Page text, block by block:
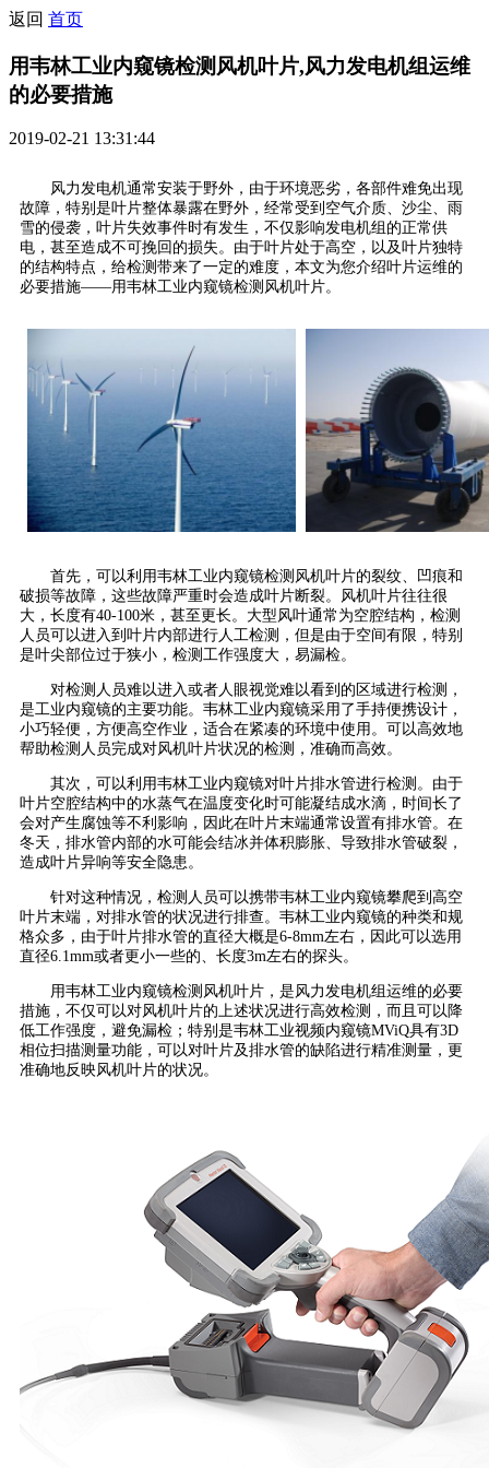
返回 首页
用韦林工业内窥镜检测风机叶片,风力发电机组运维
的必要措施
2019-02-21 13:31:44
风力发电机通常安装于野外，由于环境恶劣，各部件难免出现
故障，特别是叶片整体暴露在野外，经常受到空气介质、沙尘、雨
雪的侵袭，叶片失效事件时有发生，不仅影响发电机组的正常供
电，甚至造成不可挽回的损失。由于叶片处于高空，以及叶片独特
的结构特点，给检测带来了一定的难度，本文为您介绍叶片运维的
必要措施——用韦林工业内窥镜检测风机叶片。
首先，可以利用韦林工业内窥镜检测风机叶片的裂纹、凹痕和
破损等故障，这些故障严重时会造成叶片断裂。风机叶片往往很
大，长度有40-100米，甚至更长。大型风叶通常为空腔结构，检测
人员可以进入到叶片内部进行人工检测，但是由于空间有限，特别
是叶尖部位过于狭小，检测工作强度大，易漏检。
对检测人员难以进入或者人眼视觉难以看到的区域进行检测，
是工业内窥镜的主要功能。韦林工业内窥镜采用了手持便携设计，
小巧轻便，方便高空作业，适合在紧凑的环境中使用。可以高效地
帮助检测人员完成对风机叶片状况的检测，准确而高效。
其次，可以利用韦林工业内窥镜对叶片排水管进行检测。由于
叶片空腔结构中的水蒸气在温度变化时可能凝结成水滴，时间长了
会对产生腐蚀等不利影响，因此在叶片末端通常设置有排水管。在
冬天，排水管内部的水可能会结冰并体积膨胀、导致排水管破裂，
造成叶片异响等安全隐患。
针对这种情况，检测人员可以携带韦林工业内窥镜攀爬到高空
叶片末端，对排水管的状况进行排查。韦林工业内窥镜的种类和规
格众多，由于叶片排水管的直径大概是6-8mm左右，因此可以选用
直径6.1mm或者更小一些的、长度3m左右的探头。
用韦林工业内窥镜检测风机叶片，是风力发电机组运维的必要
措施，不仅可以对风机叶片的上述状况进行高效检测，而且可以降
低工作强度，避免漏检；特别是韦林工业视频内窥镜MViQ具有3D
相位扫描测量功能，可以对叶片及排水管的缺陷进行精准测量，更
准确地反映风机叶片的状况。